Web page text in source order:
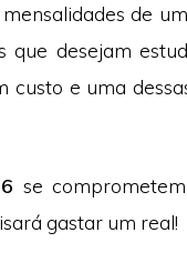
de
desejam
custo e uma
se
gastar um real!